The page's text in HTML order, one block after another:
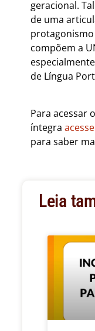
geracional.
de uma
compõem a
de Língua
Para acessar
íntegra acesse
para saber
Leia